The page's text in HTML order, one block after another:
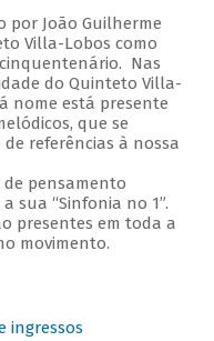
por João Guilherme
Villa-Lobos como
Nas
do Quinteto Villa-
nome está presente
que se
referências à nossa
de pensamento
sua “Sinfonia no 1”.
presentes em toda a
movimento.
ingressos